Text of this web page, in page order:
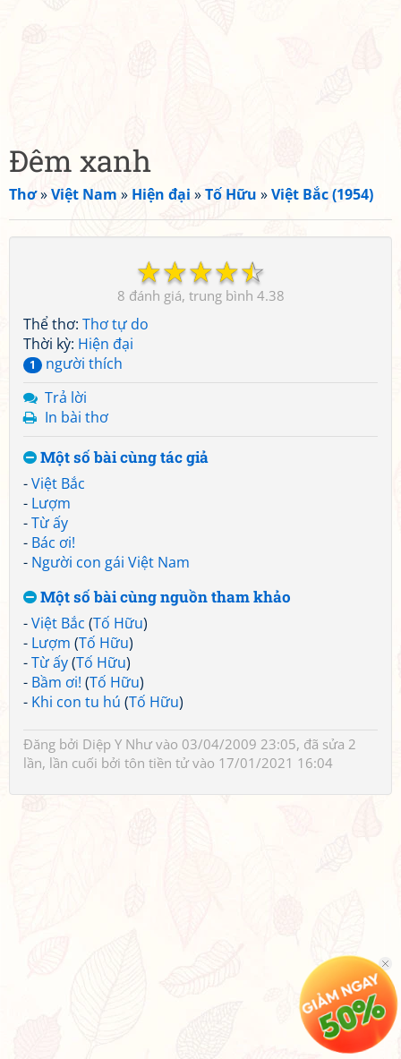
Đêm xanh
Thơ»Việt Nam » Hiện đại »Tố Hữu »Việt Bắc (1954)
☆
☆
☆
☆
☆
8 4.38
Thể thơ: Thơ tự do
Thời kỳ: Hiện đại
1
người thích
Trả lời
In bài thơ
Một số bài cùng tác giả
-Việt Bắc
- Lượm
-Từ ấy
- Bác ơi!
- Người con gái Việt Nam
Một số bài cùng nguồn tham khảo
-Việt Bắc (Tố Hữu)
- Lượm (Tố Hữu)
-Từ ấy(Tố Hữu)
- Bầm ơi! (Tố Hữu)
- Khi con tu hú (Tố Hữu)
Đăng bởi Diệp Y Nhưvào 03/04/2009 23:05, đã sửa 2
lần, lần cuối bởi tôn tiền tửvào 17/01/2021 16:04